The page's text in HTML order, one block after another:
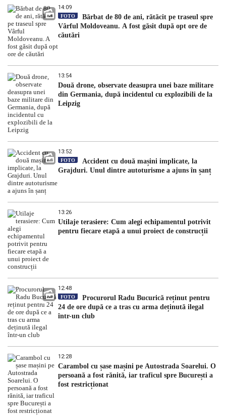
14:09
FOTO
Bărbat de 80 de ani, rătăcit pe traseul spre
Vârful Moldoveanu. A fost găsit după opt ore de
căutări
13:54
Două drone, observate deasupra unei baze militare
din Germania, după incidentul cu explozibili de la
Leipzig
13:52
FOTO
Accident cu două mașini implicate, la
Grajduri. Unul dintre autoturisme a ajuns în șanț
13:26
Utilaje terasiere: Cum alegi echipamentul potrivit
pentru fiecare etapă a unui proiect de construcții
12:48
FOTO
Procurorul Radu Bucurică reținut pentru
24 de ore după ce a tras cu arma deținută ilegal
într-un club
12:28
Carambol cu șase mașini pe Autostrada Soarelui. O
persoană a fost rănită, iar traficul spre București a
fost restricționat